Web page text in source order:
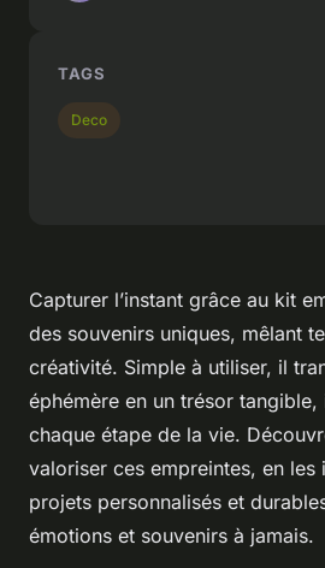
Capturer l’instant grâce au kit
des souvenirs uniques, mêlant
créativité. Simple à utiliser, il
éphémère en un trésor
chaque étape de la vie.
valoriser ces empreintes, en les
projets personnalisés et
émotions et souvenirs à jamais.
TAGS
Deco